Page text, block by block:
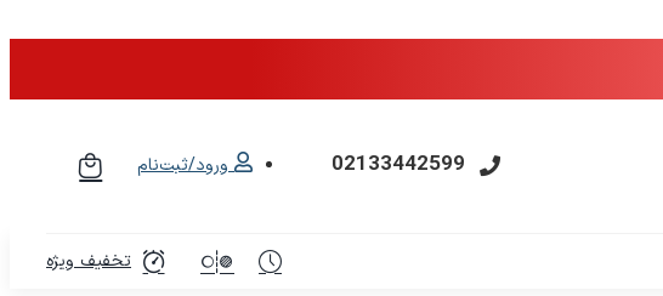
02133442599 ورود/ثبت‌نام
تخفیف ویژه